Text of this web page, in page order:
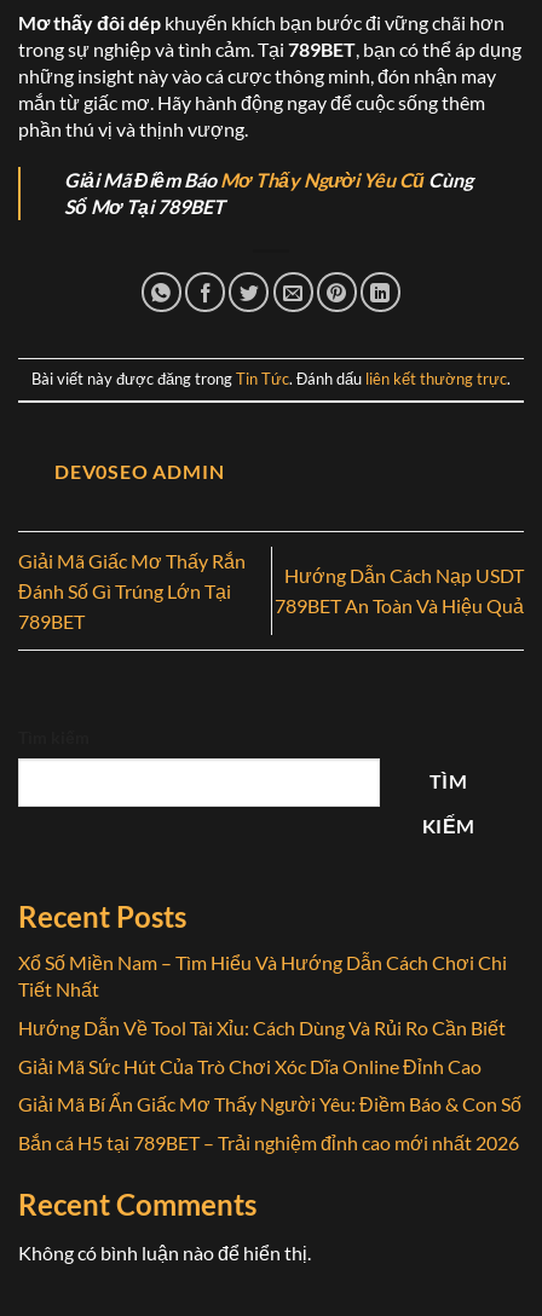
Mơ thấy đôi dép khuyến khích bạn bước đi vững chãi hơn
trong sự nghiệp và tình cảm. Tại 789BET , bạn có thể áp dụng
những insight này vào cá cược thông minh, đón nhận may
mắn từ giấc mơ. Hãy hành động ngay để cuộc sống thêm
phần thú vị và thịnh vượng.
Giải Mã Điềm BáoMơ Thấy Người Yêu Cũ Cùng
Sổ Mơ Tại 789BET
Bài viết này được đăng trongTin Tức. Đánh dấu liên kết thường trực.
DEV0SEO ADMIN
Giải Mã Giấc Mơ Thấy Rắn
Đánh Số Gì Trúng Lớn Tại
789BET
Hướng Dẫn Cách Nạp USDT
789BET An Toàn Và Hiệu Quả
TÌM
KIẾM
Recent Posts
Xổ Số Miền Nam – Tìm Hiểu Và Hướng Dẫn Cách Chơi Chi
Tiết Nhất
Hướng Dẫn Về Tool Tài Xỉu: Cách Dùng Và Rủi Ro Cần Biết
Giải Mã Sức Hút Của Trò Chơi Xóc Dĩa Online Đỉnh Cao
Giải Mã Bí Ẩn Giấc Mơ Thấy Người Yêu: Điềm Báo & Con Số
Bắn cá H5 tại 789BET – Trải nghiệm đỉnh cao mới nhất 2026
Recent Comments
Không có bình luận nào để hiển thị.